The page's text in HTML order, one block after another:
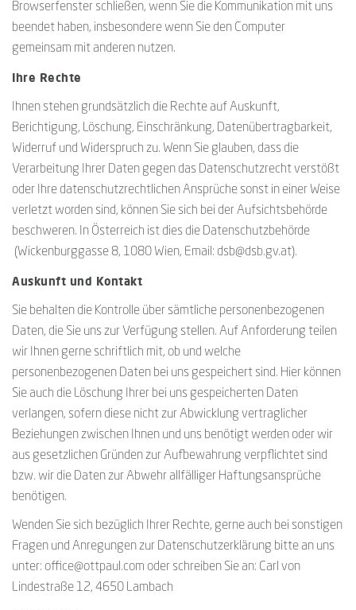
Browserfenster schließen, wenn Sie die Kommunikation mit uns
beendet haben, insbesondere wenn Sie den Computer
gemeinsam mit anderen nutzen.
Ihre Rechte
Ihnen stehen grundsätzlich die Rechte auf Auskunft,
Berichtigung, Löschung, Einschränkung, Datenübertragbarkeit,
Widerruf und Widerspruch zu. Wenn Sie glauben, dass die
Verarbeitung Ihrer Daten gegen das Datenschutzrecht verstößt
oder Ihre datenschutzrechtlichen Ansprüche sonst in einer Weise
verletzt worden sind, können Sie sich bei der Aufsichtsbehörde
beschweren. In Österreich ist dies die Datenschutzbehörde
(Wickenburggasse 8, 1080 Wien, Email: dsb@dsb.gv.at).
Auskunft und Kontakt
Sie behalten die Kontrolle über sämtliche personenbezogenen
Daten, die Sie uns zur Verfügung stellen. Auf Anforderung teilen
wir Ihnen gerne schriftlich mit, ob und welche
personenbezogenen Daten bei uns gespeichert sind. Hier können
Sie auch die Löschung Ihrer bei uns gespeicherten Daten
verlangen, sofern diese nicht zur Abwicklung vertraglicher
Beziehungen zwischen Ihnen und uns benötigt werden oder wir
aus gesetzlichen Gründen zur Aufbewahrung verpflichtet sind
bzw. wir die Daten zur Abwehr allfälliger Haftungsansprüche
benötigen.
Wenden Sie sich bezüglich Ihrer Rechte, gerne auch bei sonstigen
Fragen und Anregungen zur Datenschutzerklärung bitte an uns
unter: office@ottpaul.com oder schreiben Sie an: Carl von
Lindestraße 12, 4650 Lambach